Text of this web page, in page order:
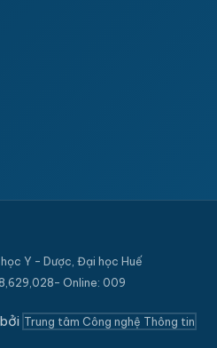
Y - Dược, Đại học Huế
Online: 009
Trung tâm Công nghệ Thông tin